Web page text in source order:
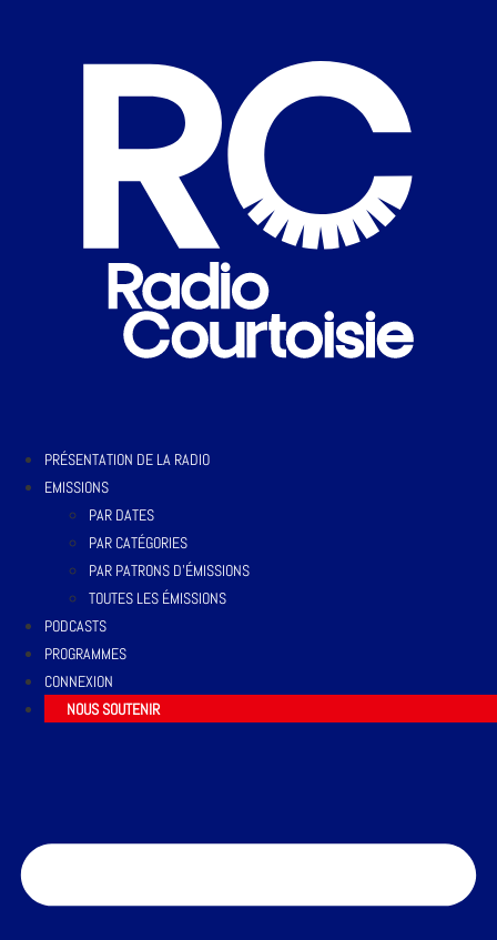
PRÉSENTATION DE LA RADIO
EMISSIONS
PAR DATES
PAR CATÉGORIES
PAR PATRONS D’ÉMISSIONS
TOUTES LES ÉMISSIONS
PODCASTS
PROGRAMMES
CONNEXION
NOUS SOUTENIR